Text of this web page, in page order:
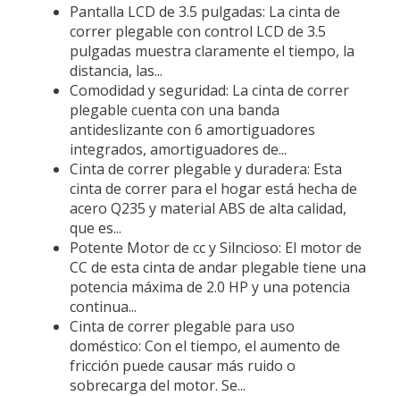
Pantalla LCD de 3.5 pulgadas: La cinta de
correr plegable con control LCD de 3.5
pulgadas muestra claramente el tiempo, la
distancia, las...
Comodidad y seguridad: La cinta de correr
plegable cuenta con una banda
antideslizante con 6 amortiguadores
integrados, amortiguadores de...
Cinta de correr plegable y duradera: Esta
cinta de correr para el hogar está hecha de
acero Q235 y material ABS de alta calidad,
que es...
Potente Motor de cc y Silncioso: El motor de
CC de esta cinta de andar plegable tiene una
potencia máxima de 2.0 HP y una potencia
continua...
Cinta de correr plegable para uso
doméstico: Con el tiempo, el aumento de
fricción puede causar más ruido o
sobrecarga del motor. Se...